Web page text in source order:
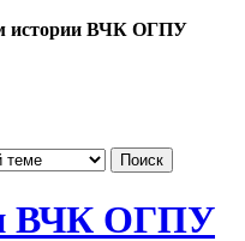
истории ВЧК ОГПУ